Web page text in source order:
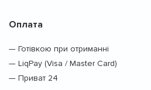
Оплата
— Готівкою при отриманні
— LiqPay (Visa / Master Card)
— Приват 24